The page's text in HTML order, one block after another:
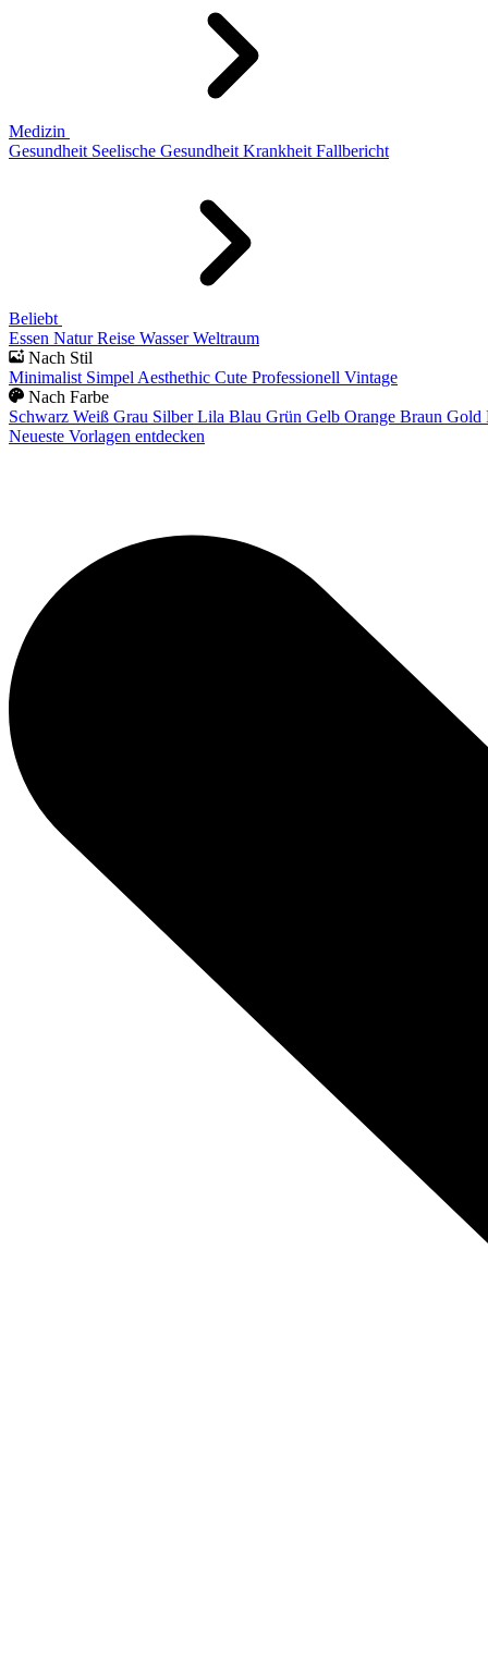
Medizin
Gesundheit Seelische Gesundheit Krankheit Fallbericht
Beliebt
Essen Natur Reise Wasser Weltraum
Nach Stil
Minimalist Simpel Aesthethic Cute Professionell Vintage
Nach Farbe
Schwarz Weiß Grau Silber Lila Blau Grün Gelb Orange Braun Gold
Neueste Vorlagen entdecken